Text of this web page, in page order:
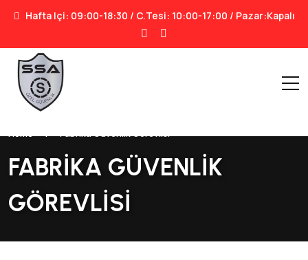
Hafta Içi: 09:00-18:30 / C.tesi: 10:00-17:00 / Pazar:Kapalı
Home | Fabrika Güvenlik Görevlisi
FABRIKA GÜVENLIK
GÖREVLISI